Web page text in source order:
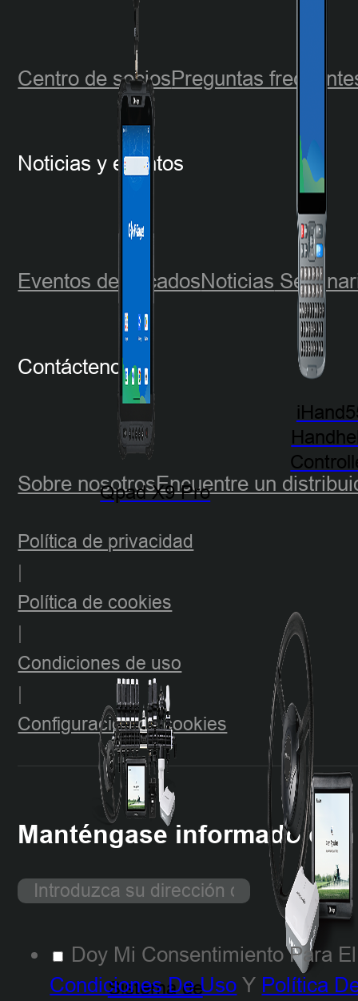
Qpad X9 Pro
Sistema de
Centro de sociosPreguntas
Noticias y eventos
Eventos destacadosNoticias
Contáctenos
Sobre nosotrosEncuentre un
Política de privacidad
|
Política de cookies
|
Condiciones de uso
|
Configuración de cookies
Manténgase informado
Doy Mi Consentimiento Para El
Condiciones De Uso Y Política